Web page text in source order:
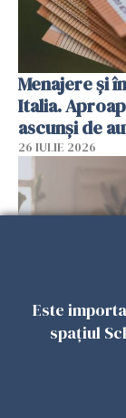
Menajere și
Italia.
ascunși de
26 IULIE 2026
Vrei să te
Este
spațiul